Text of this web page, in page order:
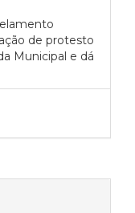
de protesto
Municipal e dá